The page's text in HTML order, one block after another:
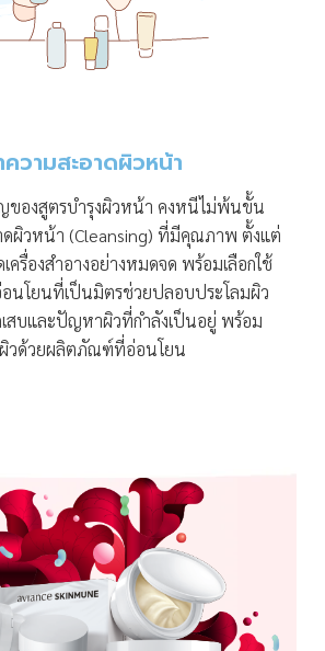
ความสะอาดผิวหน้า
ของสูตรบำรุงผิวหน้า คงหนีไม่พ้นขั้น
ผิวหน้า (Cleansing) ที่มีคุณภาพ ตั้งแต่
ครื่องสำอางอย่างหมดจด พร้อมเลือกใช้
นโยนที่เป็นมิตรช่วยปลอบประโลมผิว
เสบและปัญหาผิวที่กำลังเป็นอยู่ พร้อม
วด้วยผลิตภัณฑ์ที่อ่อนโยน